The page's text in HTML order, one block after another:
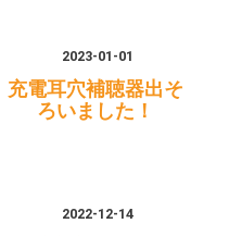
2023-01-01
充電耳穴補聴器出そ
ろいました！
2022-12-14